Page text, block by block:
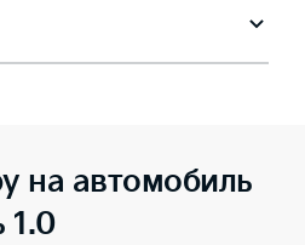
на автомобиль
1.0